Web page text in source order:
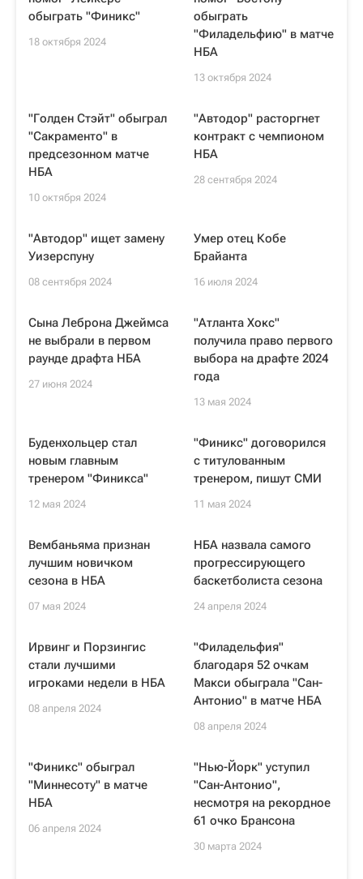
обыграть "Финикс"
18 октября 2024
обыграть
"Филадельфию" в матче
НБА
13 октября 2024
"Голден Стэйт" обыграл
"Сакраменто" в
предсезонном матче
НБА
10 октября 2024
"Автодор" расторгнет
контракт с чемпионом
НБА
28 сентября 2024
"Автодор" ищет замену
Уизерспуну
08 сентября 2024
Умер отец Кобе
Брайанта
16 июля 2024
Сына Леброна Джеймса
не выбрали в первом
раунде драфта НБА
27 июня 2024
"Атланта Хокс"
получила право первого
выбора на драфте 2024
года
13 мая 2024
Буденхольцер стал
новым главным
тренером "Финикса"
12 мая 2024
"Финикс" договорился
с титулованным
тренером, пишут СМИ
11 мая 2024
Вембаньяма признан
лучшим новичком
сезона в НБА
07 мая 2024
НБА назвала самого
прогрессирующего
баскетболиста сезона
24 апреля 2024
Ирвинг и Порзингис
стали лучшими
игроками недели в НБА
08 апреля 2024
"Филадельфия"
благодаря 52 очкам
Макси обыграла "Сан-
Антонио" в матче НБА
08 апреля 2024
"Финикс" обыграл
"Миннесоту" в матче
НБА
06 апреля 2024
"Нью-Йорк" уступил
"Сан-Антонио",
несмотря на рекордное
61 очко Брансона
30 марта 2024